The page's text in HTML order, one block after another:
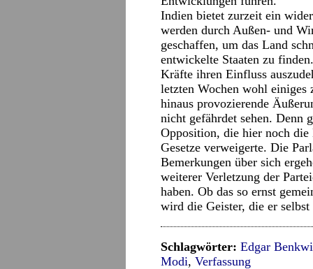
Indien bietet zurzeit ein
werden durch Außen- und
geschaffen, um das Land
entwickelte Staaten zu
Kräfte ihren Einfluss
letzten Wochen wohl einiges
hinaus provozierende
nicht gefährdet sehen. Denn
Opposition, die hier noch
Gesetze verweigerte. Die
Bemerkungen über sich
weiterer Verletzung der
haben. Ob das so ernst
wird die Geister, die er
Schlagwörter: Edgar
Modi, Verfassung